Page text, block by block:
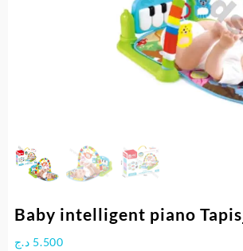
Baby intelligent piano
5.500 د.ج